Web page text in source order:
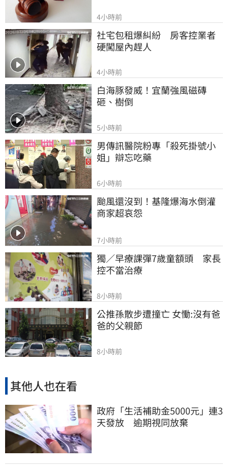
4小時前
社宅包租爆糾紛　房客控業者
硬闖屋內趕人
4小時前
白海豚發威！宜蘭強風磁磚
砸、樹倒
5小時前
男傳訊醫院粉專「殺死掛號小
姐」辯忘吃藥
6小時前
颱風還沒到！基隆爆海水倒灌
商家超哀怨
7小時前
獨／早療課彈7歲童額頭　家長
控不當治療
8小時前
公推孫散步遭撞亡 女慟:沒有爸
爸的父親節
8小時前
其他人也在看
政府「生活補助金5000元」連3
天發放 逾期視同放棄